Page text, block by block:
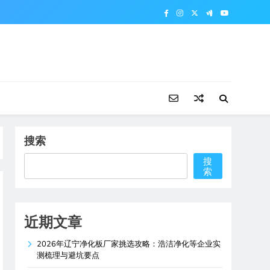
搜索
搜
索
近期文章
2026年辽宁净化板厂家挑选攻略：浩洁净化等企业实
测梳理与避坑要点